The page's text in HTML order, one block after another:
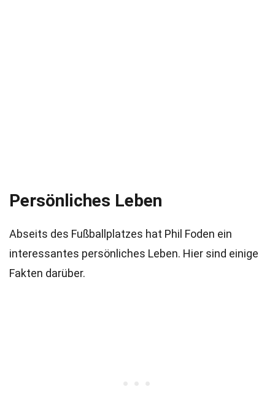
Persönliches Leben
Abseits des Fußballplatzes hat Phil Foden ein
interessantes persönliches Leben. Hier sind einige
Fakten darüber.